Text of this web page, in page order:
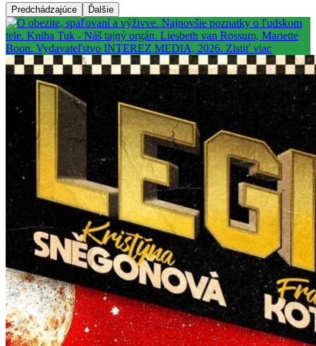
Predchádzajúce Ďalšie